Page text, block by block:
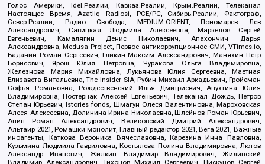
Голос Америки, Idel.Реалии, Кавказ.Реалии, Крым.Реалии, Телеканал
Настоящее Время, Azatliq Radiosi, PCE/PC, Сибирь.Реалии, Фактограф,
Север.Реалии, Радио Свобода, MEDIUM-ORIENT, Пономарев Лев
Александрович, Савицкая Людмила Алексеевна, Маркелов Сергей
Евгеньевич, Камалягин Денис Николаевич, Апахончич Дарья
Александровна, Medusa Project, Первое антикоррупционное СМИ, VTimes.io,
Баданин Роман Сергеевич, Гликин Максим Александрович, Маняхин Петр
Борисович, Ярош Юлия Петровна, Чуракова Ольга Владимировна,
Железнова Мария Михайловна, Лукьянова Юлия Сергеевна, Маетная
Елизавета Витальевна, The Insider SIA, Рубин Михаил Аркадьевич, Гройсман
Софья Романовна, Рождественский Илья Дмитриевич, Апухтина Юлия
Владимировна, Постернак Алексей Евгеньевич, Телеканал Дождь, Петров
Степан Юрьевич, Istories fonds, Шмагун Олеся Валентиновна, Мароховская
Алеся Алексеевна, Долинина Ирина Николаевна, Шлейнов Роман Юрьевич,
Анин Роман Александрович, Великовский Дмитрий Александрович,
Альтаир 2021, Ромашки монолит, Главный редактор 2021, Вега 2021, Важные
иноагенты, Каткова Вероника Вячеславовна, Карезина Инна Павловна,
Кузьмина Людмила Гавриловна, Костылева Полина Владимировна, Лютов
Александр Иванович, Жилкин Владимир Владимирович, Жилинский
Владимир Александрович, Тихонов Михаил Сергеевич, Пискунов Сергей